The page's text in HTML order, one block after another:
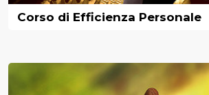
Corso di Efficienza Personale